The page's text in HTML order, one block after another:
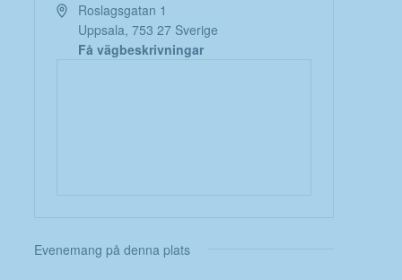
AdressRoslagsgatan 1
Uppsala, 753 27 Sverige
Få vägbeskrivningar
Evenemang på denna plats